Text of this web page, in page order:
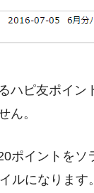
ハピ友ポイン
ん。
ポイントを
ルになります。